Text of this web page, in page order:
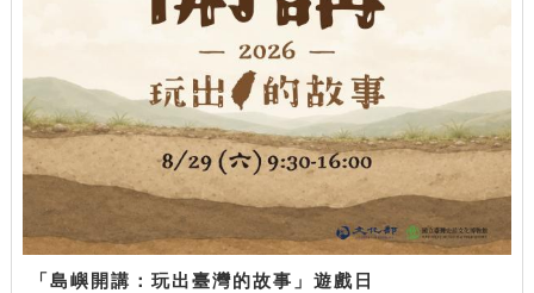
「島嶼開講：玩出臺灣的故事」遊戲日